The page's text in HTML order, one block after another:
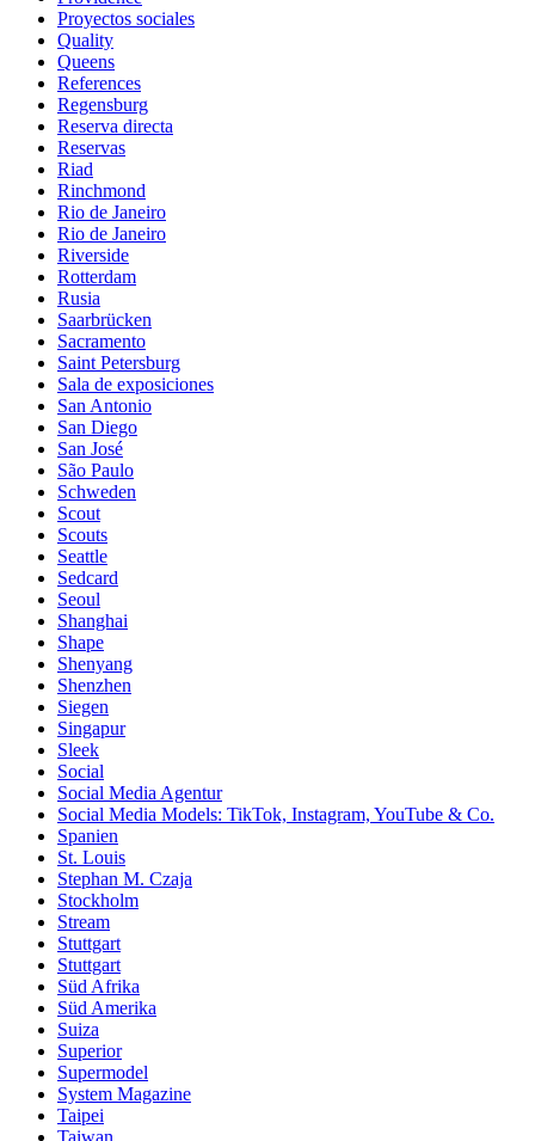
Proyectos sociales
Quality
Queens
References
Regensburg
Reserva directa
Reservas
Riad
Rinchmond
Rio de Janeiro
Rio de Janeiro
Riverside
Rotterdam
Rusia
Saarbrücken
Sacramento
Saint Petersburg
Sala de exposiciones
San Antonio
San Diego
San José
São Paulo
Schweden
Scout
Scouts
Seattle
Sedcard
Seoul
Shanghai
Shape
Shenyang
Shenzhen
Siegen
Singapur
Sleek
Social
Social Media Agentur
Social Media Models: TikTok, Instagram, YouTube & Co.
Spanien
St. Louis
Stephan M. Czaja
Stockholm
Stream
Stuttgart
Stuttgart
Süd Afrika
Süd Amerika
Suiza
Superior
Supermodel
System Magazine
Taipei